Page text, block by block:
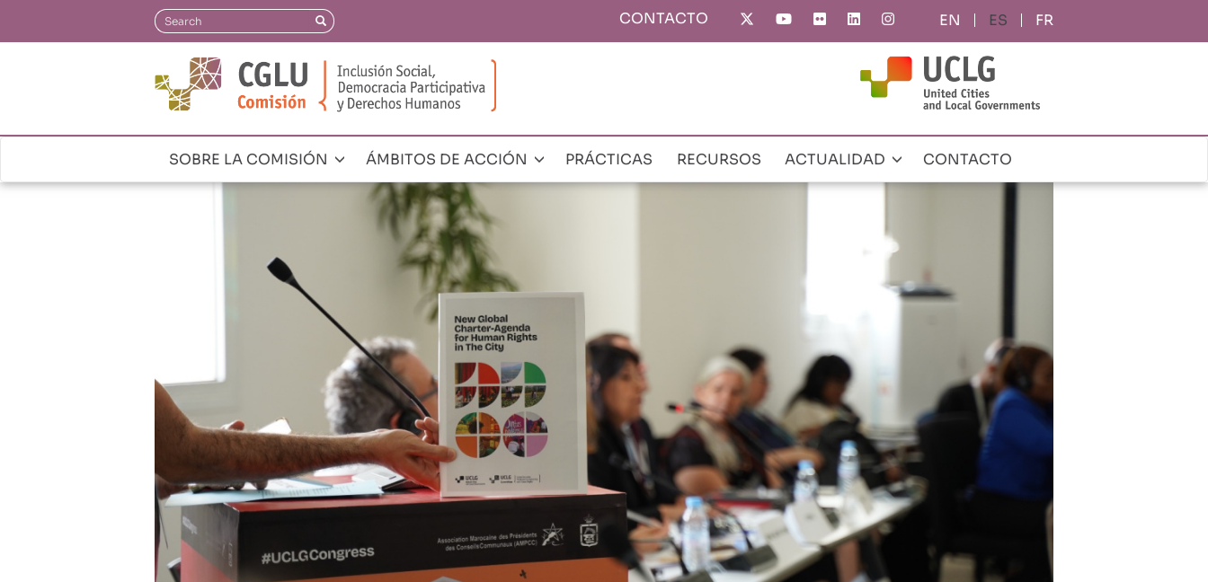
ES FR
Top
CONTACTO
Search Search
Navegación
principal
SOBRE LA COMISIÓN ÁMBITOS DE ACCIÓN PRÁCTICAS RECURSOS ACTUALIDAD CONTACTO